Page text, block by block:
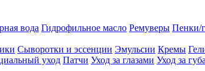
вода Гидрофильное масло Ремуверы Пенки/
Сыворотки и эссенции Эмульсии Кремы
уход Патчи Уход за глазами Уход за